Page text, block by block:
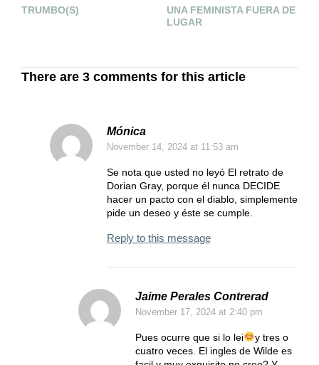
TRUMBO(S)
UNA FEMINISTA FUERA DE
LUGAR
There are 3 comments for this article
Mónica
November 14, 2024at 11:53 am
Se nota que usted no leyó El retrato de
Dorian Gray, porque él nunca DECIDE
hacer un pacto con el diablo, simplemente
pide un deseo y éste se cumple.
Reply to this message
Jaime Perales Contrerad
November 17, 2024at 2:40 pm
Pues ocurre que si lo lei
y tres o
cuatro veces. El ingles de Wilde es